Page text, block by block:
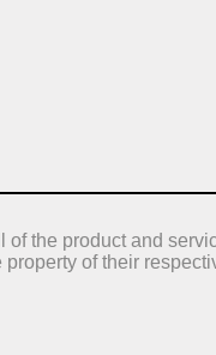
the product and
of their